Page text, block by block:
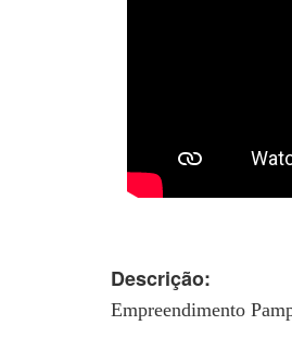
Descrição:
Empreendimento